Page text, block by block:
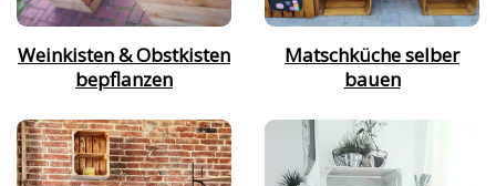
Weinkisten & Obstkisten
bepflanzen
Matschküche selber
bauen